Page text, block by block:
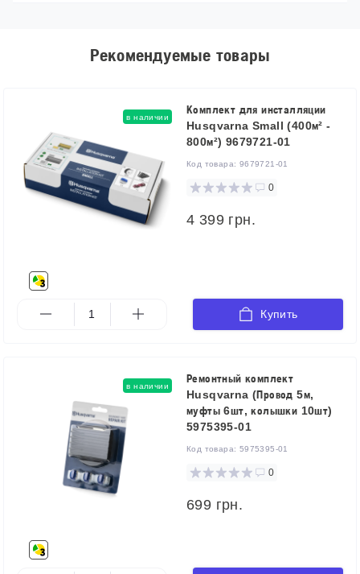
Рекомендуемые товары
в наличии
Комплект для инсталляции
Husqvarna Small (400м² -
800м²) 9679721-01
Код товара: 9679721-01
0
4 399 грн.
Купить
в наличии
Ремонтный комплект
Husqvarna (Провод 5м,
муфты 6шт, колышки 10шт)
5975395-01
Код товара: 5975395-01
0
699 грн.